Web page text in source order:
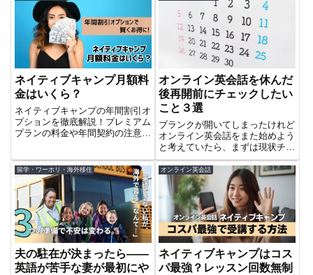
ネイティブキャンプ月額料
金はいくら？
ネイティブキャンプの年間割引オ
プションを徹底解説！プレミアム
プランの料金や年間契約の注意
でお得に英会話を続ける方法と
は？
オンライン英会話を休んだ
後再開前にチェックしたい
こと３選
ブランクが開いてしまったけれど
オンライン英会話をまた始めよう
と考えていたら、まずは現状チェ
ックが大事です。ここではブラン
クの空いた学習者がスムーズにオ
ンライン英会話を再開できるコツ
を紹介しています。これを読めば
いきなりの撃沈を回避できます
よ！
留学・ワーホリ・海外移住
夫の駐在が決まったら——
英語が苦手な妻が最初にや
オンライン英会話
ネイティブキャンプはコス
パ最強？レッスン回数無制